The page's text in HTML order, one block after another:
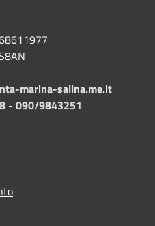
marina-salina.me.it
- 090/9843251